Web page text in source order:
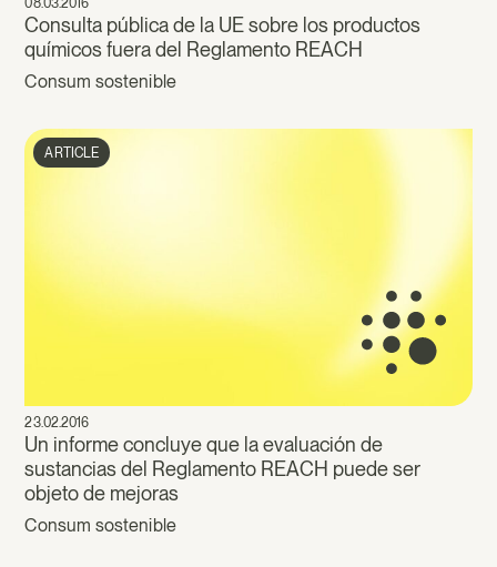
08.03.2016
Consulta pública de la UE sobre los productos
químicos fuera del Reglamento REACH
Consum sostenible
ARTICLE
23.02.2016
Un informe concluye que la evaluación de
sustancias del Reglamento REACH puede ser
objeto de mejoras
Consum sostenible